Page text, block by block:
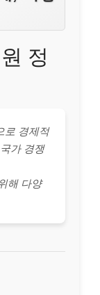
정
로 경제적
가 경쟁
해 다양